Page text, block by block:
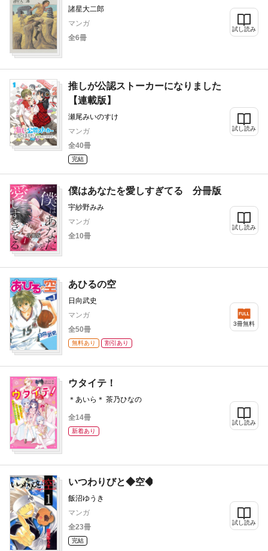
諸星大二郎
マンガ
全6冊
試し読み
推しが公認ストーカーになりました
【連載版】
瀬尾みいのすけ
マンガ
全40冊
完結
試し読み
僕はあなたを愛しすぎてる 分冊版
宇紗野みみ
マンガ
全10冊
試し読み
あひるの空
日向武史
マンガ
全50冊
無料あり 割引あり
3冊無料
ウタイテ！
＊あいら＊ 茶乃ひなの
全14冊
新着あり
試し読み
いつわりびと◆空◆
飯沼ゆうき
マンガ
全23冊
完結
試し読み